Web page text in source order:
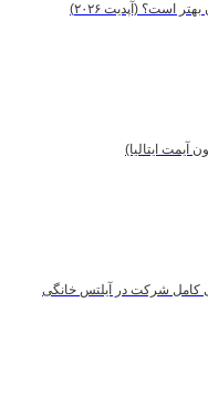
است؟ (آپدیت ۲۰۲۶)
کامل شرکت در آیلتس خانگی